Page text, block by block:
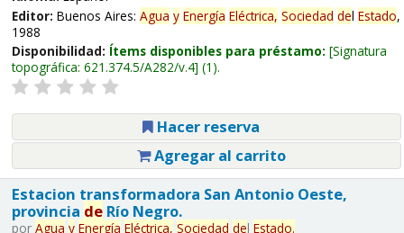
Editor: Buenos Aires: Agua y Energía Eléctrica, Sociedad del Estado,
1988
Disponibilidad: Ítems disponibles para préstamo: Signatura
topográfica: 621.374.5/A282/v.4 (1).
Hacer reserva
Agregar al carrito
Estacion transformadora San Antonio Oeste,
provincia deRío Negro.
por Agua y Energía Eléctrica, Sociedad del Estado.